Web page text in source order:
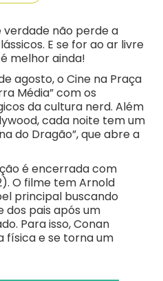
verdade não perde a
E se for ao ar livre
melhor ainda!
agosto, o Cine na Praça
Média” com os
da cultura nerd. Além
cada noite tem um
do Dragão”, que abre a
é encerrada com
O filme tem Arnold
principal buscando
pais após um
Para isso, Conan
física e se torna um